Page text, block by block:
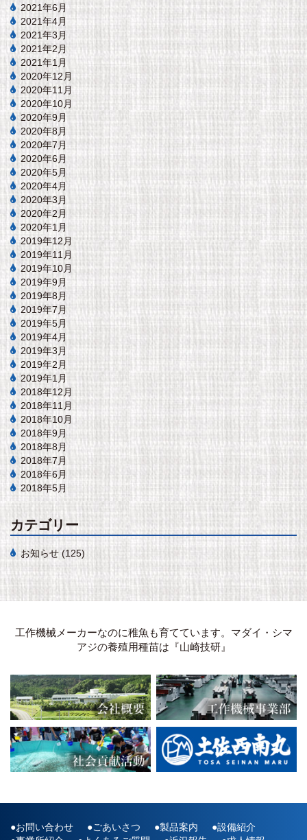
2021年6月
2021年4月
2021年3月
2021年2月
2021年1月
2020年12月
2020年11月
2020年10月
2020年9月
2020年8月
2020年7月
2020年6月
2020年5月
2020年4月
2020年3月
2020年2月
2020年1月
2019年12月
2019年11月
2019年10月
2019年9月
2019年8月
2019年7月
2019年5月
2019年4月
2019年3月
2019年2月
2019年1月
2018年12月
2018年11月
2018年10月
2018年9月
2018年8月
2018年7月
2018年6月
2018年5月
カテゴリー
お知らせ(125)
工作機械メーカーなのに稚魚も育てています。マダイ・シマ
アジの養殖用種苗は『山崎技研』
お問い合わせ ごあいさつ 製品案内
設備紹介